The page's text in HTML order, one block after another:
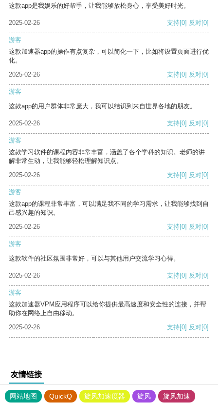
这款app是我娱乐的好帮手，让我能够放松身心，享受美好时光。
2025-02-26 支持[0] 反对[0]
游客
这款加速器app的操作有点复杂，可以简化一下，比如将设置页面进行优
化。
2025-02-26
支持[0] 反对[0]
游客
这款app的用户群体非常庞大，我可以结识到来自世界各地的朋友。
2025-02-26 支持[0] 反对[0]
游客
这款学习软件的课程内容非常丰富，涵盖了各个学科的知识。老师的讲
解非常生动，让我能够轻松理解知识点。
2025-02-26
支持[0] 反对[0]
游客
这款app的课程非常丰富，可以满足我不同的学习需求，让我能够找到自
己感兴趣的知识。
2025-02-26
支持[0] 反对[0]
游客
这款软件的社区氛围非常好，可以与其他用户交流学习心得。
2025-02-26 支持[0] 反对[0]
游客
这款加速器VPM应用程序可以给你提供最高速度和安全性的连接，并帮
助你在网络上自由移动。
2025-02-26
支持[0] 反对[0]
友情链接
网站地图 QuickQ 旋风加速度器 旋风 旋风加速